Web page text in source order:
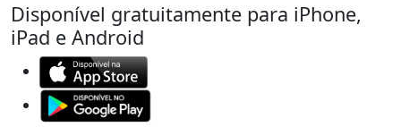
Disponível gratuitamente para iPhone,
iPad e Android